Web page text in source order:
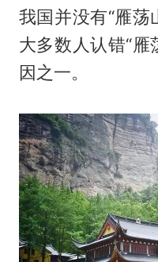
我国并没有“雁荡
大多数人认错“雁
因之一。